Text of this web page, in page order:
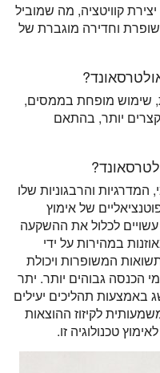
קוויטציה, מה שמוביל
וחדירה מוגברת של
שימוש מופחת בממסים,
קצרים יותר, בהתאם
והרבגוניות שלו
של אימוץ
עשויים לכלול את ההשקעה
במהירות על ידי
המשופרות ויכולת
הכנסה גבוהים יותר. יתר
באמצעות תהליכים יעילים
לקיזוז ההוצאות
טכנולוגיה זו.